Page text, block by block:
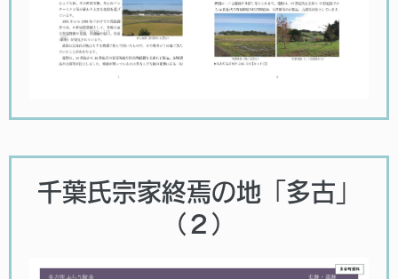
千葉氏宗家終焉の地「多古」
（２）